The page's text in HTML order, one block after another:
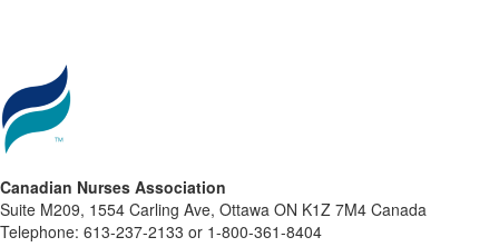
Canadian Nurses Association
Suite M209, 1554 Carling Ave, Ottawa ON K1Z 7M4 Canada
Telephone: 613-237-2133 or 1-800-361-8404